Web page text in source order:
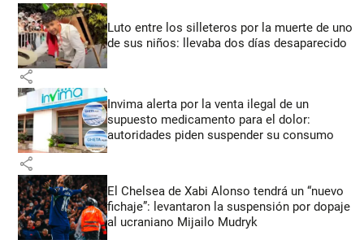
Luto entre los silleteros por la muerte de uno
de sus niños: llevaba dos días desaparecido
share
Invima alerta por la venta ilegal de un
supuesto medicamento para el dolor:
autoridades piden suspender su consumo
share
El Chelsea de Xabi Alonso tendrá un “nuevo
fichaje”: levantaron la suspensión por dopaje
al ucraniano Mijailo Mudryk